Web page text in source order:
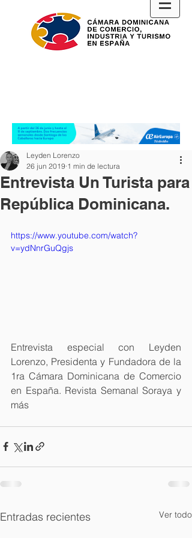
Entrevista Un Turista para
República Dominicana.
Leyden Lorenzo
26 jun 2019 1 min de lectura
https://www.youtube.com/watch?
v=ydNnrGuQgjs
Entrevista especial con Leyden
Lorenzo, Presidenta y Fundadora de la
1ra Cámara Dominicana de Comercio
en España. Revista Semanal Soraya y
más
Entradas recientes Ver todo